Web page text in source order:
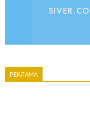
РЕКЛАМА